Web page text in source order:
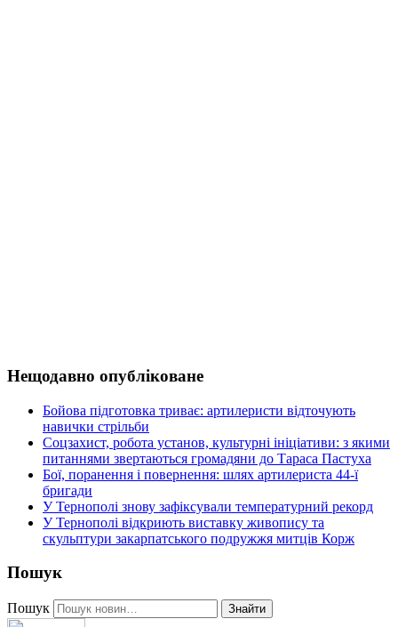
Нещодавно опубліковане
Бойова підготовка триває: артилеристи відточують
навички стрільби
Соцзахист, робота установ, культурні ініціативи: з якими
питаннями звертаються громадяни до Тараса Пастуха
Бої, поранення і повернення: шлях артилериста 44-ї
бригади
У Тернополі знову зафіксували температурний рекорд
У Тернополі відкриють виставку живопису та
скульптури закарпатського подружжя митців Корж
Пошук
Пошук Знайти